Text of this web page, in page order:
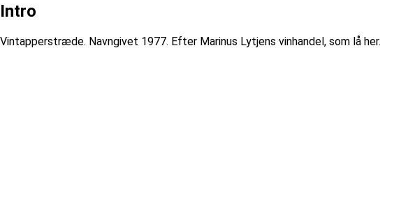
Intro
Vintapperstræde. Navngivet 1977. Efter Marinus Lytjens vinhandel, som lå her.